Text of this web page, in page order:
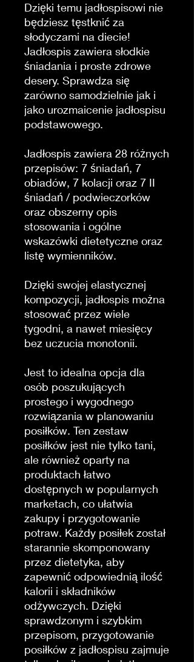
Dzięki temu jadłospisowi nie
będziesz tęstknić za
słodyczami na diecie!
Jadłospis zawiera słodkie
śniadania i proste zdrowe
desery. Sprawdza się
zarówno samodzielnie jak i
jako urozmaicenie jadłospisu
podstawowego.
Jadłospis zawiera 28 różnych
przepisów: 7 śniadań, 7
obiadów, 7 kolacji oraz 7 II
śniadań / podwieczorków
oraz obszerny opis
stosowania i ogólne
wskazówki dietetyczne oraz
listę wymienników.
Dzięki swojej elastycznej
kompozycji, jadłospis można
stosować przez wiele
tygodni, a nawet miesięcy
bez uczucia monotonii.
Jest to idealna opcja dla
osób poszukujących
prostego i wygodnego
rozwiązania w planowaniu
posiłków. Ten zestaw
posiłków jest nie tylko tani,
ale również oparty na
produktach łatwo
dostępnych w popularnych
marketach, co ułatwia
zakupy i przygotowanie
potraw. Każdy posiłek został
starannie skomponowany
przez dietetyka, aby
zapewnić odpowiednią ilość
kalorii i składników
odżywczych. Dzięki
sprawdzonym i szybkim
przepisom, przygotowanie
posiłków z jadłospisu zajmuje